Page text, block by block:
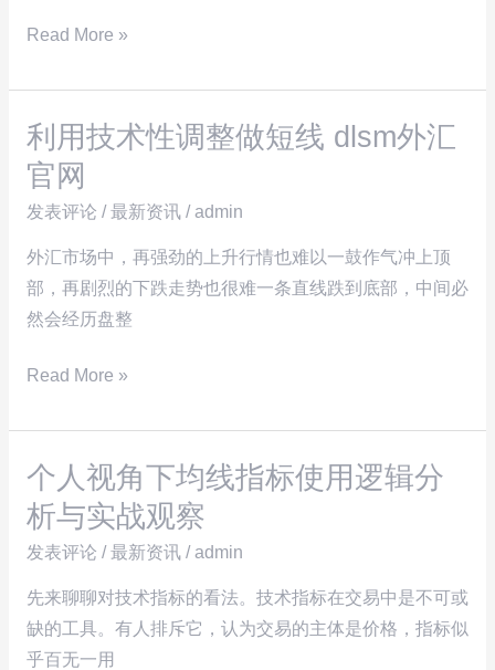
汇
流
程
详
解
Read More »
利用技术性调整做短线 dlsm外汇
官网
发表评论 /最新资讯/admin
外汇市场中，再强劲的上升行情也难以一鼓作气冲上顶
部，再剧烈的下跌走势也很难一条直线跌到底部，中间必
然会经历盘整
利
用
技
术
性
调
整
短
外
汇
官
网
Read More »
个人视角下均线指标使用逻辑分
析与实战观察
发表评论 /最新资讯/admin
先来聊聊对技术指标的看法。技术指标在交易中是不可或
缺的工具。有人排斥它，认为交易的主体是价格，指标似
乎百无一用
个
人
视
角
下
均
线